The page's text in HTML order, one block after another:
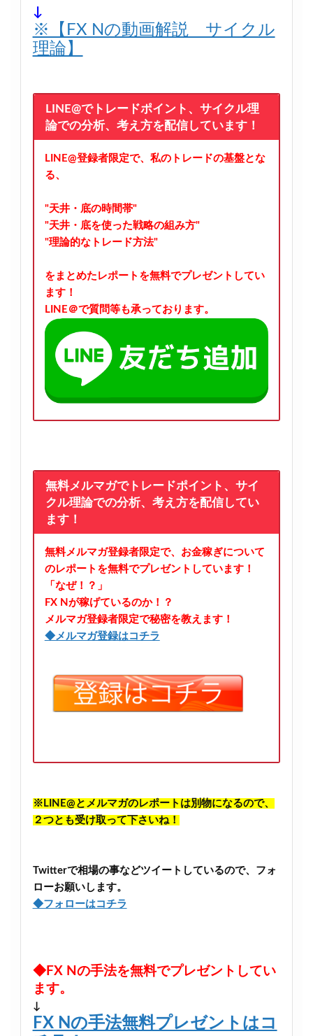
↓
※【FX Nの動画解説 サイクル
理論】
LINE@でトレードポイント、サイクル理
論での分析、考え方を配信しています！
LINE@登録者限定で、私のトレードの基盤とな
る、
"天井・底の時間帯"
"天井・底を使った戦略の組み方"
"理論的なトレード方法"
をまとめたレポートを無料でプレゼントしてい
ます！
LINE＠で質問等も承っております。
無料メルマガでトレードポイント、サイ
クル理論での分析、考え方を配信してい
ます！
無料メルマガ登録者限定で、お金稼ぎについて
のレポートを無料でプレゼントしています！
「なぜ！？」
FX Nが稼げているのか！？
メルマガ登録者限定で秘密を教えます！
◆メルマガ登録はコチラ
※LINE@とメルマガのレポートは別物になるので、
２つとも受け取って下さいね！
Twitterで相場の事などツイートしているので、フォ
ローお願いします。
◆フォローはコチラ
◆FX Nの手法を無料でプレゼントしてい
ます。
↓
FX Nの手法無料プレゼントはコ